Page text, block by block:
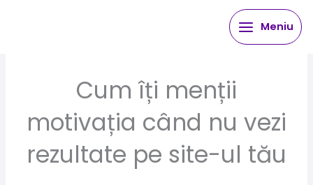
Meniu
Cum îți menții
motivația când nu vezi
rezultate pe site-ul tău